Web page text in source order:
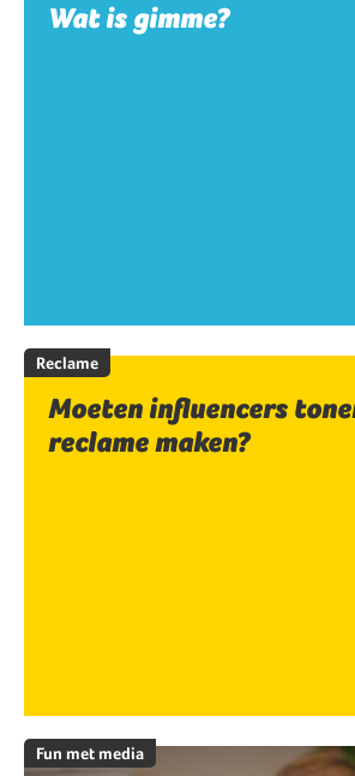
Wat is gimme?
Reclame
Moeten influencers
reclame maken?
Fun met media